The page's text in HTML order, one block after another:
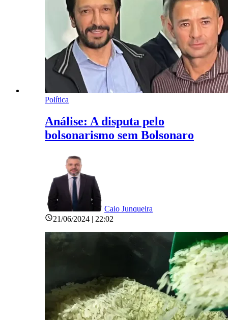
Política
Análise: A disputa pelo
bolsonarismo sem Bolsonaro
Caio Junqueira
21/06/2024 | 22:02